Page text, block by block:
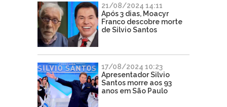
21/08/2024 14:11
Após 3 dias, Moacyr
Franco descobre morte
de Silvio Santos
17/08/2024 10:23
Apresentador Silvio
Santos morre aos 93
anos em São Paulo